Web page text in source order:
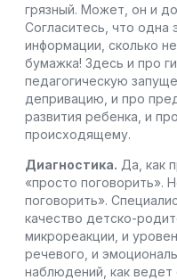
грязный. Может, он и
Согласитесь, что одна
информации, сколько
бумажка! Здесь и про
педагогическую
депривацию, и про
развития ребенка, и
происходящему.
Диагностика. Да, как
«просто поговорить».
поговорить».
качество детско-
микрореакции, и
речевого, и
наблюдений, как